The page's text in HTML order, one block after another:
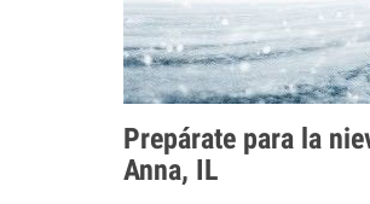
Prepárate para la
Anna, IL